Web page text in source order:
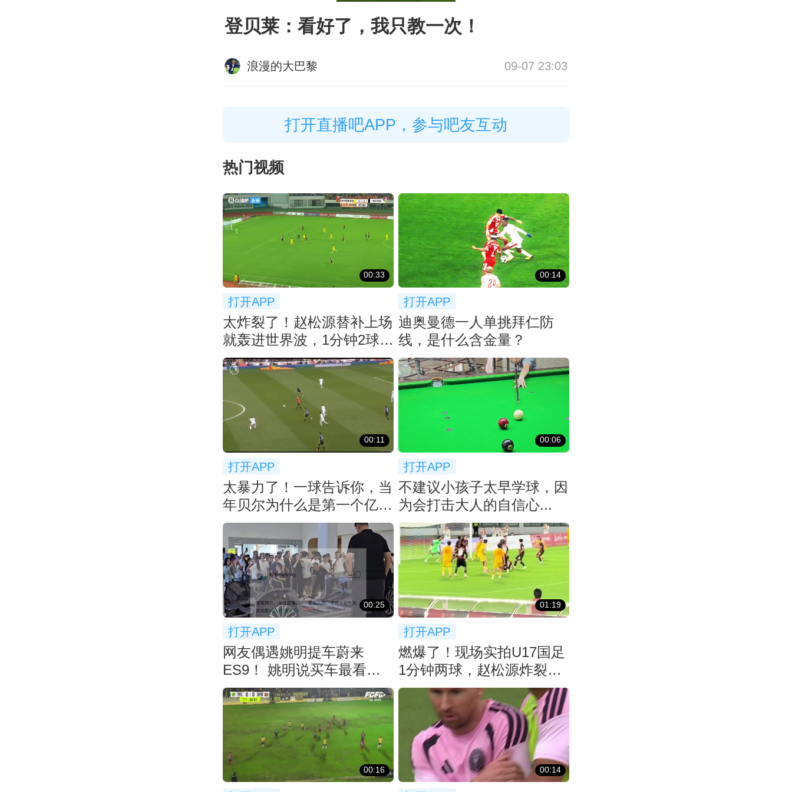
登贝莱：看好了，我只教一次！
浪漫的大巴黎 09-07 23:03
打开直播吧APP，参与吧友互动
热门视频
00:33
打开APP
太炸裂了！赵松源替补上场
就轰进世界波，1分钟2球反
超太猛了
00:14
打开APP
迪奥曼德一人单挑拜仁防
线，是什么含金量？
00:11
打开APP
太暴力了！一球告诉你，当
年贝尔为什么是第一个亿元
先生！
00:06
打开APP
不建议小孩子太早学球，因
为会打击大人的自信心...
00:25
打开APP
网友偶遇姚明提车蔚来
ES9！ 姚明说买车最看重
空间：等了2月
01:19
打开APP
燃爆了！现场实拍U17国足
1分钟两球，赵松源炸裂世
界波反超
00:16 00:14